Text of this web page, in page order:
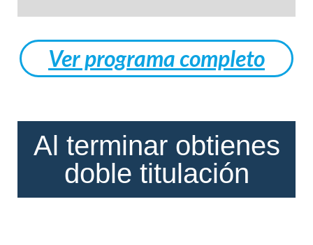
Ver programa completo
Al terminar obtienes
doble titulación